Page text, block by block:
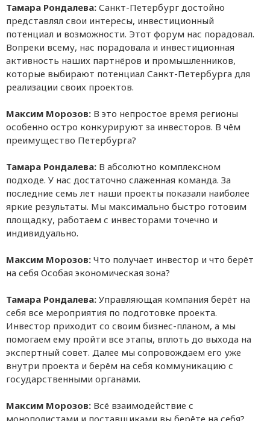
Тамара Рондалева: Санкт-Петербург достойно
представлял свои интересы, инвестиционный
потенциал и возможности. Этот форум нас порадовал.
Вопреки всему, нас порадовала и инвестиционная
активность наших партнёров и промышленников,
которые выбирают потенциал Санкт-Петербурга для
реализации своих проектов.
Максим Морозов: В это непростое время регионы
особенно остро конкурируют за инвесторов. В чём
преимущество Петербурга?
Тамара Рондалева: В абсолютно комплексном
подходе. У нас достаточно слаженная команда. За
последние семь лет наши проекты показали наиболее
яркие результаты. Мы максимально быстро готовим
площадку, работаем с инвесторами точечно и
индивидуально.
Максим Морозов: Что получает инвестор и что берёт
на себя Особая экономическая зона?
Тамара Рондалева: Управляющая компания берёт на
себя все мероприятия по подготовке проекта.
Инвестор приходит со своим бизнес-планом, а мы
помогаем ему пройти все этапы, вплоть до выхода на
экспертный совет. Далее мы сопровождаем его уже
внутри проекта и берём на себя коммуникацию с
государственными органами.
Максим Морозов: Всё взаимодействие с
монополистами и поставщиками вы берёте на себя?